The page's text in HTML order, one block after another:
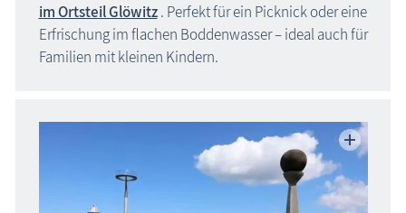
im Ortsteil Glöwitz. Perfekt für ein Picknick oder eine
Erfrischung im flachen Boddenwasser – ideal auch für
Familien mit kleinen Kindern.